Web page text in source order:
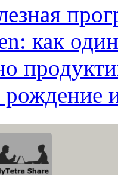
как
рождение